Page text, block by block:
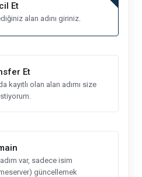
Et
alan adını giriniz.
Et
kayıtlı olan alan adımı size
var, sadece isim
güncellemek